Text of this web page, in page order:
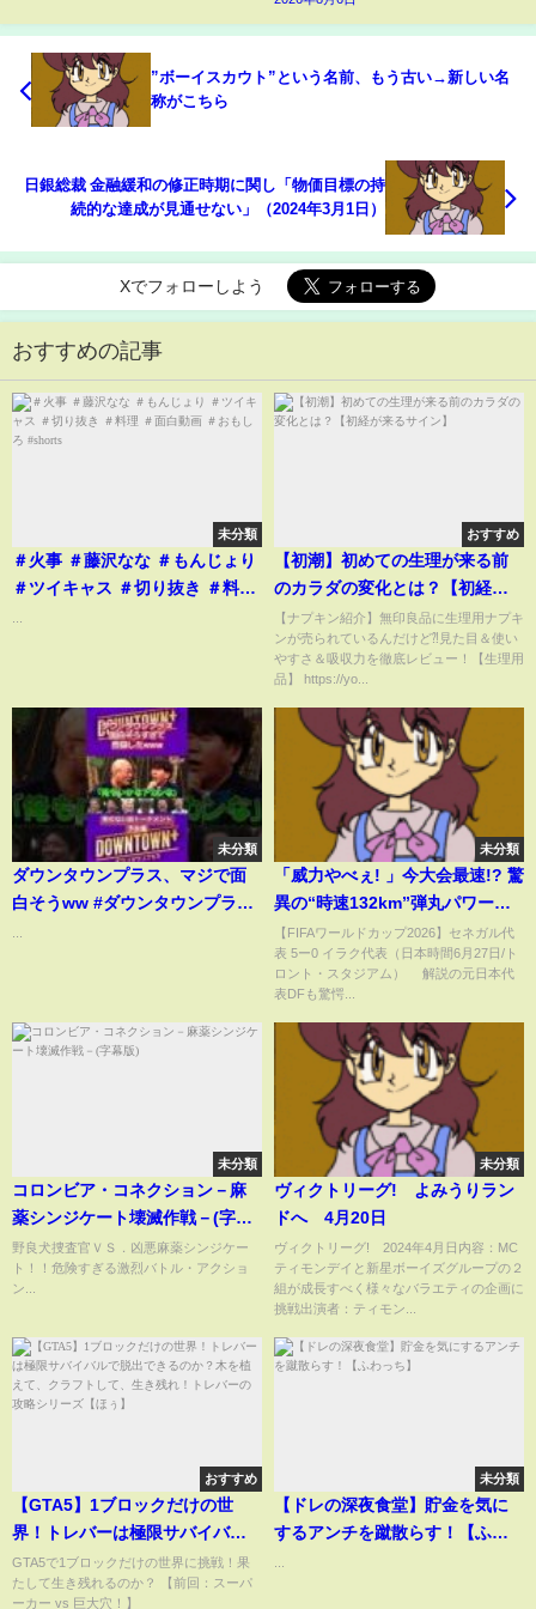
”ボーイスカウト”という名前、もう古い→新しい名
称がこちら
日銀総裁 金融緩和の修正時期に関し「物価目標の持
続的な達成が見通せない」（2024年3月1日）
Xでフォローしよう
おすすめの記事
未分類
＃火事 ＃藤沢なな ＃もんじょり
＃ツイキャス ＃切り抜き ＃料理
おすすめ
【初潮】初めての生理が来る前
のカラダの変化とは？【初経が
来るサイン】
【ナプキン紹介】無印良品に生理用ナプキ
ンが売られているんだけど⁈見た目＆使い
やすさ＆吸収力を徹底レビュー！【生理用
品】 https://yo...
未分類
ダウンタウンプラス、マジで面
白そうww #ダウンタウンプラス
未分類
「威力やべぇ! 」今大会最速!? 驚
異の“時速132km”弾丸パワーシ
ュートに列島衝撃「ネットが破
れるかと」GKノーチャンスの超
豪速弾に元日本代表DFも驚愕
【FIFAワールドカップ2026】セネガル代
表 5ー0 イラク代表（日本時間6月27日/ト
ロント・スタジアム） 解説の元日本代
表DFも驚愕...
未分類
コロンビア・コネクション－麻
薬シンジケート壊滅作戦－(字幕
版)
野良犬捜査官ＶＳ．凶悪麻薬シンジケー
ト！！危険すぎる激烈バトル・アクショ
ン...
未分類
ヴィクトリーグ! よみうりラン
ドへ 4月20日
ヴィクトリーグ! 2024年4月日内容：МC
ティモンデイと新星ボーイズグループの２
組が成長すべく様々なバラエティの企画に
挑戦出演者：ティモン...
おすすめ
【GTA5】1ブロックだけの世
界！トレバーは極限サバイバル
で脱出できるのか？木を植え
て、クラフトして、生き残れ！
GTA5で1ブロックだけの世界に挑戦！果
たして生き残れるのか？ 【前回：スーパ
ーカー vs 巨大穴！】
未分類
【ドレの深夜食堂】貯金を気に
するアンチを蹴散らす！【ふわ